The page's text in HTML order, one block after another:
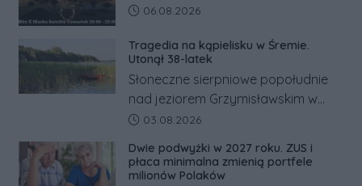
Data dodania artykułu:
06.08.2026
Tragedia na kąpielisku w Śremie.
Utonął 38-latek
Słoneczne sierpniowe popołudnie
nad jeziorem Grzymisławskim w
powiecie śremskim zakończyło się
odwrócić nawet natychmiastowe
działania służb ratunkowych.
Data dodania artykułu:
03.08.2026
Dwie podwyżki w 2027 roku. ZUS i
płaca minimalna zmienią portfele
milionów Polaków